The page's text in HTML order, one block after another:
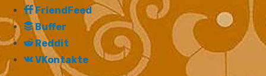
FriendFeed
Buffer
Reddit
VKontakte